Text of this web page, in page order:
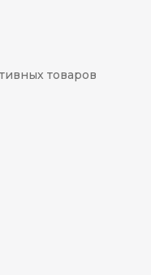
товаров